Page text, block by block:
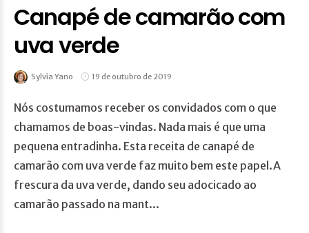
Canapé de camarão com
uva verde
Sylvia Yano 19 de outubro de 2019
Nós costumamos receber os convidados com o que
chamamos de boas-vindas. Nada mais é que uma
pequena entradinha. Esta receita de canapé de
camarão com uva verde faz muito bem este papel.A
frescura da uva verde, dando seu adocicado ao
camarão passado na mant...